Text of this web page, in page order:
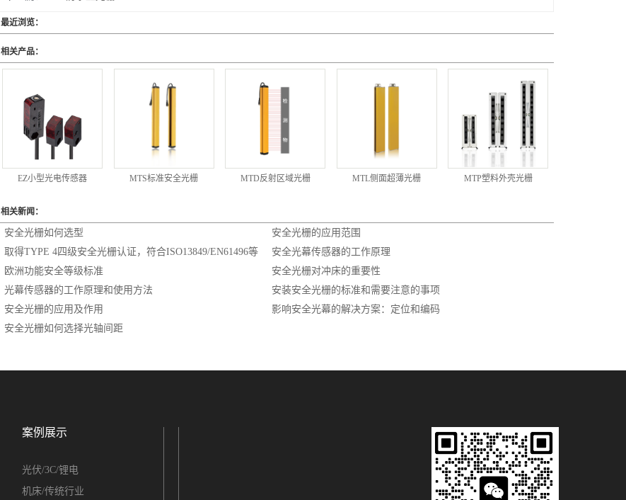
最近浏览：
相关产品：
EZ小型光电传感器 MTS标准安全光栅 MTD反射区域光栅 MTL侧面超薄光栅 MTP塑料外壳光栅
相关新闻：
安全光栅如何选型
安全光栅的应用范围
取得TYPE 4四级安全光栅认证，符合ISO13849/EN61496等
欧洲功能安全等级标准
安全光幕传感器的工作原理
安全光栅对冲床的重要性
光幕传感器的工作原理和使用方法
安装安全光栅的标准和需要注意的事项
安全光栅的应用及作用
影响安全光幕的解决方案：定位和编码
安全光栅如何选择光轴间距
案例展示
光伏/3C/锂电
机床/传统行业